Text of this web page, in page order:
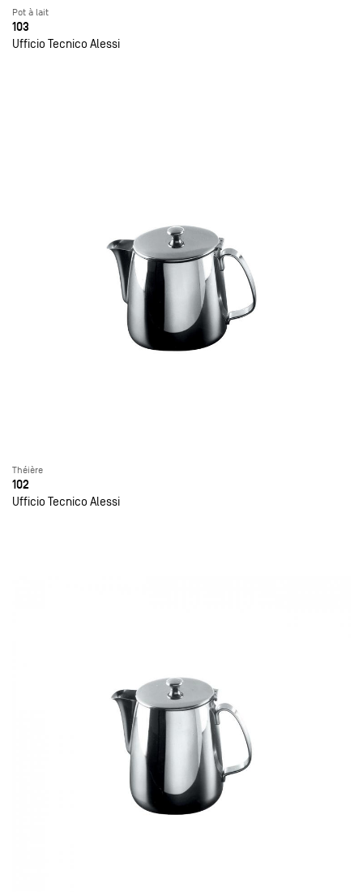
Pot à lait
103
Ufficio Tecnico Alessi
Théière
102
Ufficio Tecnico Alessi